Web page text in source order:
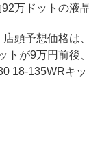
万ドットの液
頭予想価格は
トが9万円前後
18-135WRキ